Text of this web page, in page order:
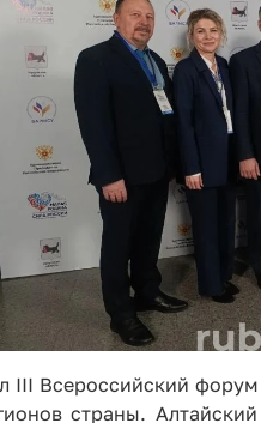
III Всероссийский
страны.